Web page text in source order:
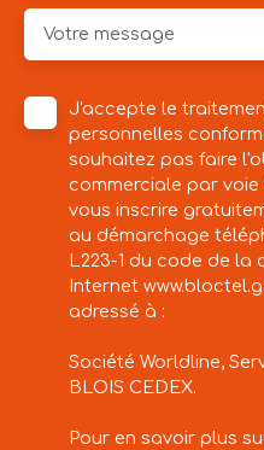
Votre message
J'accepte le
personnelles
souhaitez pas faire
commerciale par
vous inscrire
au démarchage
L223-1 du code de la
Internet
adressé à :
Société Worldline,
BLOIS CEDEX.
Pour en savoir plus